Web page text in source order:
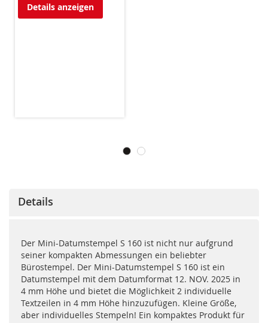
Details anzeigen
Details
Der Mini-Datumstempel S 160 ist nicht nur aufgrund
seiner kompakten Abmessungen ein beliebter
Bürostempel. Der Mini-Datumstempel S 160 ist ein
Datumstempel mit dem Datumformat 12. NOV. 2025 in
4 mm Höhe und bietet die Möglichkeit 2 individuelle
Textzeilen in 4 mm Höhe hinzuzufügen. Kleine Größe,
aber individuelles Stempeln! Ein kompaktes Produkt für